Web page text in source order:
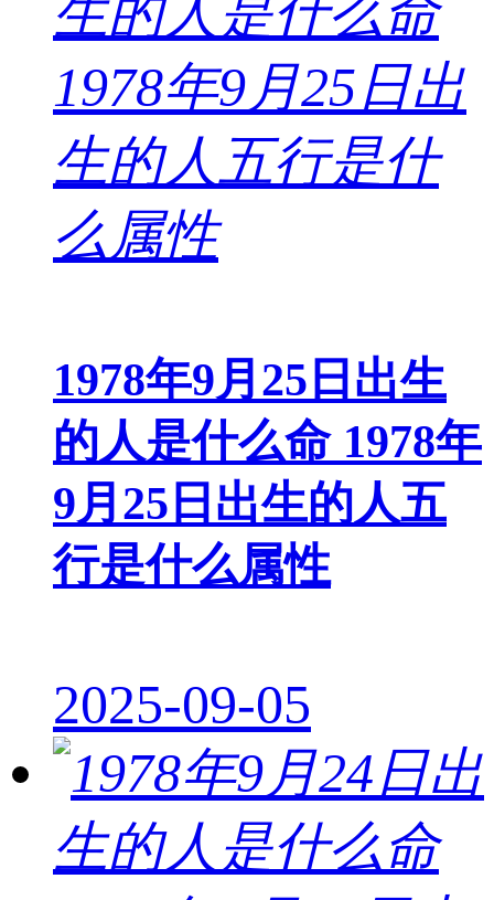
1978年9月25日出生
的人是什么命 1978年
9月25日出生的人五
行是什么属性
2025-09-05